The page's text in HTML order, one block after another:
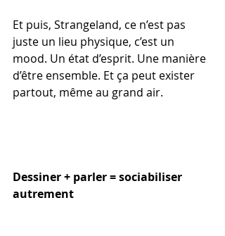
Et puis, Strangeland, ce n’est pas
juste un lieu physique, c’est un
mood. Un état d’esprit. Une manière
d’être ensemble. Et ça peut exister
partout, même au grand air.
Dessiner + parler = sociabiliser
autrement